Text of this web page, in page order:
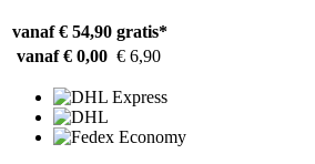
vanaf € 54,90 gratis*
vanaf € 0,00 € 6,90